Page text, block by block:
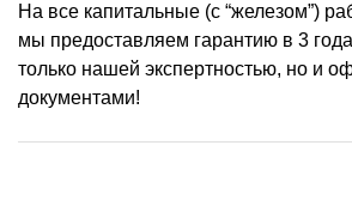
На все капитальные (с “железом”)
мы предоставляем гарантию в 3
только нашей экспертностью, но и
документами!